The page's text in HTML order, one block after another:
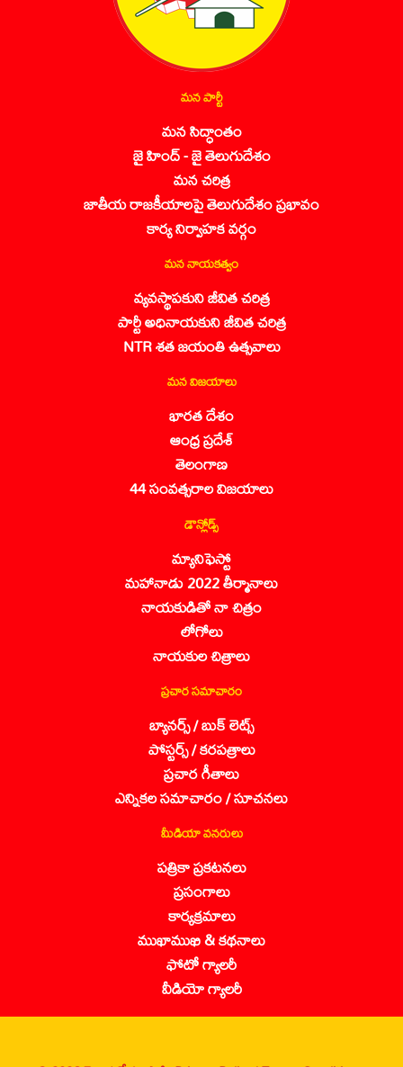
మన పార్టీ
మన సిద్ధాంతం
జై హింద్ - జై తెలుగుదేశం
మన చరిత్ర
జాతీయ రాజకీయాలపై తెలుగుదేశం ప్రభావం
కార్య నిర్వాహక వర్గం
మన నాయకత్వం
వ్యవస్థాపకుని జీవిత చరిత్ర
పార్టీ అధినాయకుని జీవిత చరిత్ర
NTR శత జయంతి ఉత్సవాలు
మన విజయాలు
భారత దేశం
ఆంధ్ర ప్రదేశ్
తెలంగాణ
44 సంవత్సరాల విజయాలు
డౌన్లోడ్స్
మ్యానిఫెస్టో
మహానాడు 2022 తీర్మానాలు
నాయకుడితో నా చిత్రం
లోగోలు
నాయకుల చిత్రాలు
ప్రచార సమాచారం
బ్యానర్స్ / బుక్ లెట్స్
పోస్టర్స్ / కరపత్రాలు
ప్రచార గీతాలు
ఎన్నికల సమాచారం / సూచనలు
మీడియా వనరులు
పత్రికా ప్రకటనలు
ప్రసంగాలు
కార్యక్రమాలు
ముఖాముఖి & కథనాలు
ఫోటో గ్యాలరీ
వీడియో గ్యాలరీ